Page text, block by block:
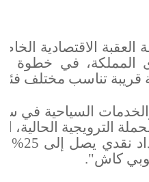
الاقتصادية
المملكة، في خطوة
قريبة تناسب مختلف
السياحية في
كاش".